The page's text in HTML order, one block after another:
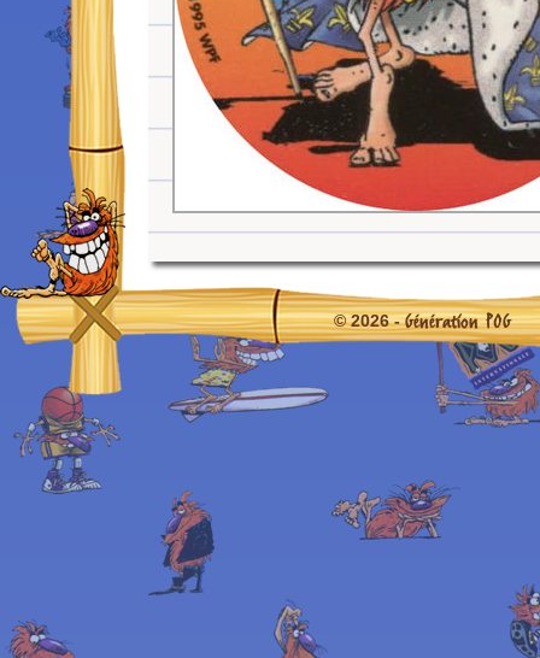
© 2026 -Génération POG